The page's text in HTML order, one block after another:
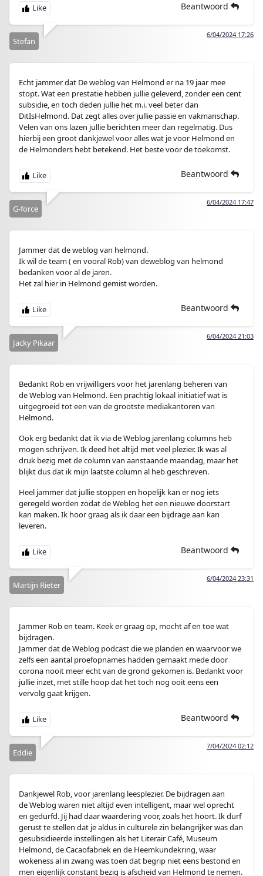
Beantwoord
6/04/2024 17:26
Stefan
Echt jammer dat De weblog van Helmond er na 19 jaar mee
stopt. Wat een prestatie hebben jullie geleverd, zonder een cent
subsidie, en toch deden jullie het m.i. veel beter dan
DitIsHelmond. Dat zegt alles over jullie passie en vakmanschap.
Velen van ons lazen jullie berichten meer dan regelmatig. Dus
hierbij een groot dankjewel voor alles wat je voor Helmond en
de Helmonders hebt betekend. Het beste voor de toekomst.
Beantwoord
6/04/2024 17:47
G-force
Jammer dat de weblog van helmond.
Ik wil de team ( en vooral Rob) van deweblog van helmond
bedanken voor al de jaren.
Het zal hier in Helmond gemist worden.
Beantwoord
6/04/2024 21:03
Jacky Pikaar
Bedankt Rob en vrijwilligers voor het jarenlang beheren van
de Weblog van Helmond. Een prachtig lokaal initiatief wat is
uitgegroeid tot een van de grootste mediakantoren van
Helmond.
Ook erg bedankt dat ik via de Weblog jarenlang columns heb
mogen schrijven. Ik deed het altijd met veel plezier. Ik was al
druk bezig met de column van aanstaande maandag, maar het
blijkt dus dat ik mijn laatste column al heb geschreven.
Heel jammer dat jullie stoppen en hopelijk kan er nog iets
geregeld worden zodat de Weblog het een nieuwe doorstart
kan maken. Ik hoor graag als ik daar een bijdrage aan kan
leveren.
Beantwoord
6/04/2024 23:31
Martijn Rieter
Jammer Rob en team. Keek er graag op, mocht af en toe wat
bijdragen.
Jammer dat de Weblog podcast die we planden en waarvoor we
zelfs een aantal proefopnames hadden gemaakt mede door
corona nooit meer echt van de grond gekomen is. Bedankt voor
jullie inzet, met stille hoop dat het toch nog ooit eens een
vervolg gaat krijgen.
Beantwoord
7/04/2024 02:12
Eddie
Dankjewel Rob, voor jarenlang leesplezier. De bijdragen aan
de Weblog waren niet altijd even intelligent, maar wel oprecht
en gedurfd. Jij had daar waardering voor, zoals het hoort. Ik durf
gerust te stellen dat je aldus in culturele zin belangrijker was dan
gesubsidieerde instellingen als het Literair Café, Museum
Helmond, de Cacaofabriek en de Heemkundekring, waar
wokeness al in zwang was toen dat begrip niet eens bestond en
men eigenlijk constant bezig is afscheid van Helmond te nemen.